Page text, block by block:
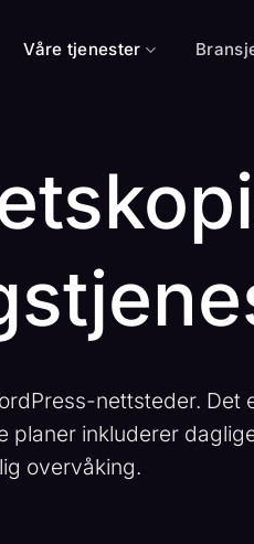
Våre tjenester
nettsteder. Det
inkluderer
overvåking.